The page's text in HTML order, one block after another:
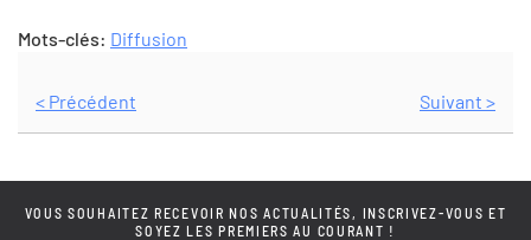
Mots-clés: Diffusion
< Précédent Suivant >
VOUS SOUHAITEZ RECEVOIR NOS ACTUALITÉS, INSCRIVEZ-VOUS ET
SOYEZ LES PREMIERS AU COURANT !